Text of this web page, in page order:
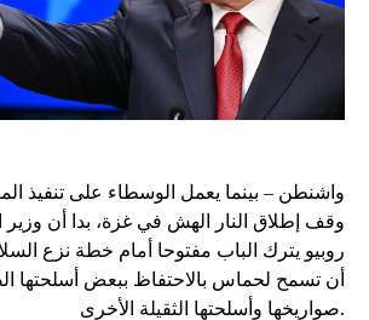
واشنطن – بينما يعمل الوسطاء على تنفيذ
وقف إطلاق النار الهش في غزة، بدا أن وزير
روبيو يترك الباب مفتوحا أمام خطة نزع
أن تسمح لحماس بالاحتفاظ ببعض أسلحتها
صواريخها وأسلحتها الثقيلة الأخرى.